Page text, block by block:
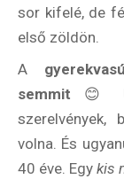
sor kifelé, de
első zöldön.
A
semmit 😊
volna. És
40 éve. Egy kis